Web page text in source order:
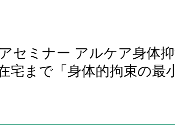
セミナー アルケア身体
宅まで「身体的拘束の